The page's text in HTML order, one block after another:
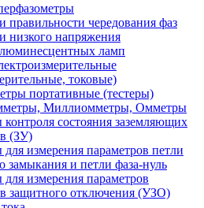
правильности чередования фаз
низкого напряжения
ламп
токовые)
портативные (тестеры)
Миллиомметры, Омметры
состояния заземляющих
(ЗУ)
измерения параметров петли
замыкания и петли фаза-нуль
измерения параметров
защитного отключения (УЗО)